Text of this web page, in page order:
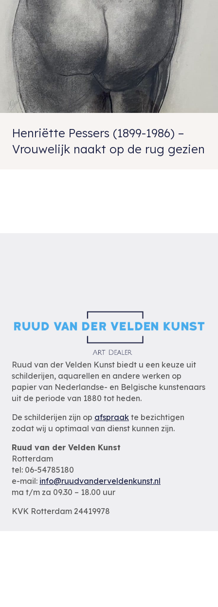
Henriëtte Pessers (1899-1986) –
Vrouwelijk naakt op de rug gezien
Ruud van der Velden Kunst biedt u een keuze uit
schilderijen, aquarellen en andere werken op
papier van Nederlandse- en Belgische kunstenaars
uit de periode van 1880 tot heden.
De schilderijen zijn op afspraak te bezichtigen
zodat wij u optimaal van dienst kunnen zijn.
Ruud van der Velden Kunst
Rotterdam
tel: 06-54785180
e-mail: info@ruudvanderveldenkunst.nl
ma t/m za 09.30 – 18.00 uur
KVK Rotterdam 24419978